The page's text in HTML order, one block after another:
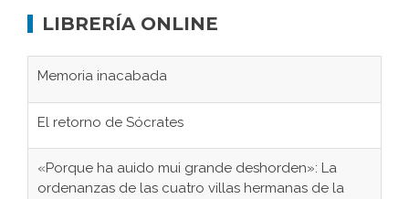
LIBRERÍA ONLINE
Memoria inacabada
El retorno de Sócrates
«Porque ha auido mui grande deshorden»: La
ordenanzas de las cuatro villas hermanas de la